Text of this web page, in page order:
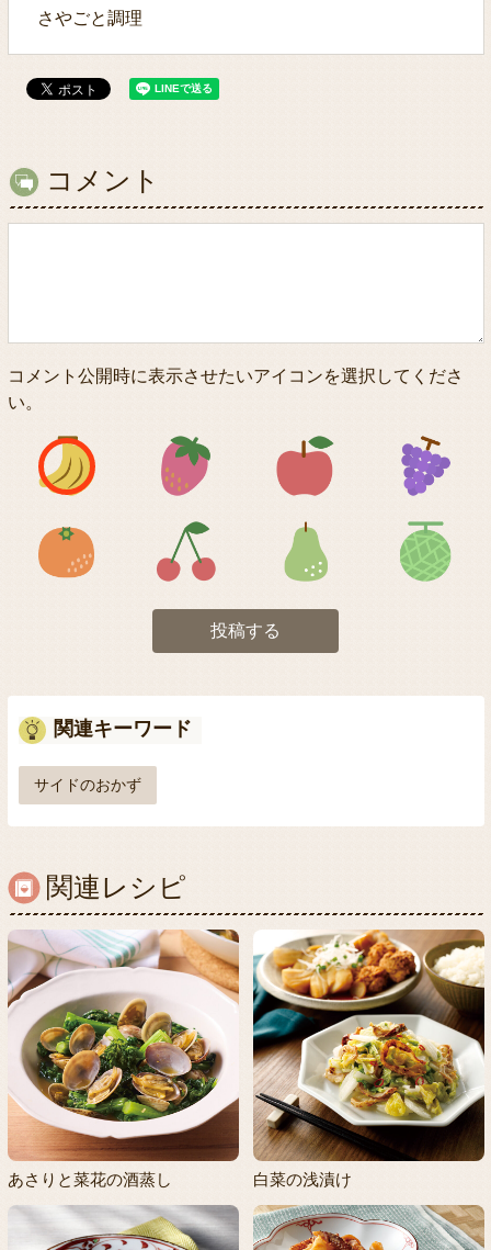
さやごと調理
コメント
コメント公開時に表示させたいアイコンを選択してくださ
い。
アイコン1 アイコン2 アイコン3
アイコン5 アイコン6 アイコン7
投稿する
関連キーワード
サイドのおかず
関連レシピ
あさりと菜花の酒蒸し 白菜の浅漬け